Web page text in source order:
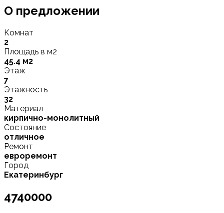
О предложении
Комнат
2
Площадь в м2
45.4 м2
Этаж
7
Этажность
32
Материал
кирпично-монолитный
Состояние
отличное
Ремонт
евроремонт
Город
Екатеринбург
4740000